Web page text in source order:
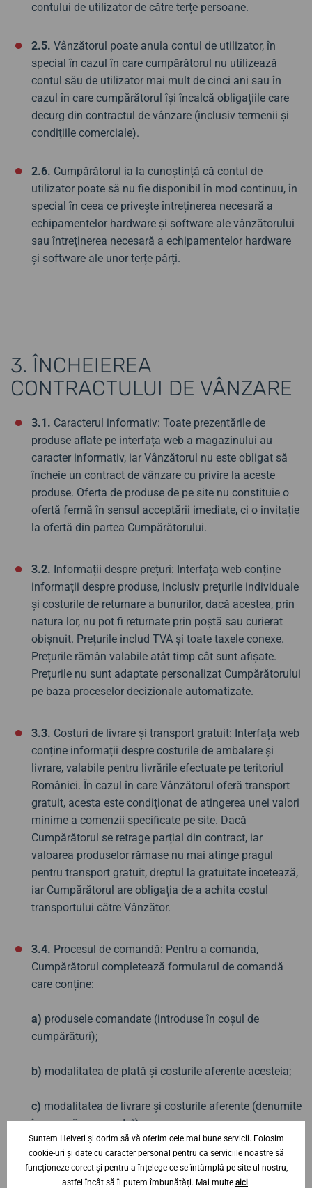
contului de utilizator de către terțe persoane.
2.5. Vânzătorul poate anula contul de utilizator, în
special în cazul în care cumpărătorul nu utilizează
contul său de utilizator mai mult de cinci ani sau în
cazul în care cumpărătorul își încalcă obligațiile care
decurg din contractul de vânzare (inclusiv termenii și
condițiile comerciale).
2.6. Cumpărătorul ia la cunoștință că contul de
utilizator poate să nu fie disponibil în mod continuu, în
special în ceea ce privește întreținerea necesară a
echipamentelor hardware și software ale vânzătorului
sau întreținerea necesară a echipamentelor hardware
și software ale unor terțe părți.
3. ÎNCHEIEREA
CONTRACTULUI DE VÂNZARE
3.1. Caracterul informativ: Toate prezentările de
produse aflate pe interfața web a magazinului au
caracter informativ, iar Vânzătorul nu este obligat să
încheie un contract de vânzare cu privire la aceste
produse. Oferta de produse de pe site nu constituie o
ofertă fermă în sensul acceptării imediate, ci o invitație
la ofertă din partea Cumpărătorului.
3.2. Informații despre prețuri: Interfața web conține
informații despre produse, inclusiv prețurile individuale
și costurile de returnare a bunurilor, dacă acestea, prin
natura lor, nu pot fi returnate prin poștă sau curierat
obișnuit. Prețurile includ TVA și toate taxele conexe.
Prețurile rămân valabile atât timp cât sunt afișate.
Prețurile nu sunt adaptate personalizat Cumpărătorului
pe baza proceselor decizionale automatizate.
3.3. Costuri de livrare și transport gratuit: Interfața web
conține informații despre costurile de ambalare și
livrare, valabile pentru livrările efectuate pe teritoriul
României. În cazul în care Vânzătorul oferă transport
gratuit, acesta este condiționat de atingerea unei valori
minime a comenzii specificate pe site. Dacă
Cumpărătorul se retrage parțial din contract, iar
valoarea produselor rămase nu mai atinge pragul
pentru transport gratuit, dreptul la gratuitate încetează,
iar Cumpărătorul are obligația de a achita costul
transportului către Vânzător.
3.4. Procesul de comandă: Pentru a comanda,
Cumpărătorul completează formularul de comandă
care conține:
a) produsele comandate (introduse în coșul de
cumpărături);
b) modalitatea de plată și costurile aferente acesteia;
c) modalitatea de livrare și costurile aferente (denumite
împreună „comanda”).
3.5.Mijloace de comunicare la distanță: Cumpărătorul
este de acord cu utilizarea mijloacelor de comunicare
Suntem Helveti și dorim să vă oferim cele mai bune servicii. Folosim
cookie-uri și date cu caracter personal pentru ca serviciile noastre să
funcționeze corect și pentru a înțelege ce se întâmplă pe site-ul nostru,
astfel încât să îl putem îmbunătăți. Mai multe aici.